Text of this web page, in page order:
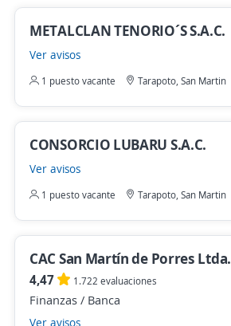
METALCLAN TENORIO´S S.A.C.
Ver avisos
1 puesto vacante Tarapoto, San Martin
CONSORCIO LUBARU S.A.C.
Ver avisos
1 puesto vacante Tarapoto, San Martin
CAC San Martín de Porres Ltda.
4,47 1.722 evaluaciones
Finanzas / Banca
Ver avisos